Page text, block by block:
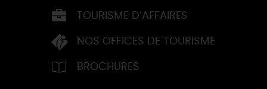
TOURISME D’AFFAIRES
NOS OFFICES DE TOURISME
BROCHURES